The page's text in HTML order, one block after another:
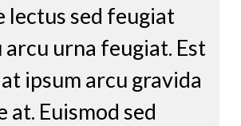
lectus sed feugiat
arcu urna feugiat. Est
ipsum arcu gravida
at. Euismod sed